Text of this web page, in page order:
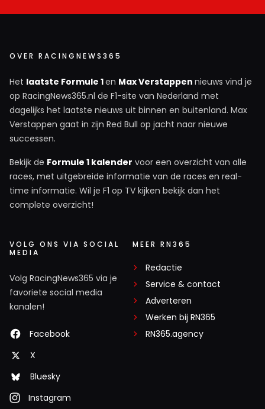
OVER RACINGNEWS365
Het laatste Formule 1en Max Verstappen nieuws vind je
op RacingNews365.nl de F1-site van Nederland met
dagelijks het laatste nieuws uit binnen en buitenland. Max
Verstappen gaat in zijn Red Bull op jacht naar nieuwe
successen.
Bekijk de Formule 1 kalender voor een overzicht van alle
races, met uitgebreide informatie van de races en real-
time informatie. Wil je F1 op TV kijken bekijk dan het
complete overzicht!
VOLG ONS VIA SOCIAL
MEDIA
Volg RacingNews365 via je
favoriete social media
kanalen!
Facebook
X
Bluesky
Instagram
MEER RN365
Redactie
Service & contact
Adverteren
Werken bij RN365
RN365.agency